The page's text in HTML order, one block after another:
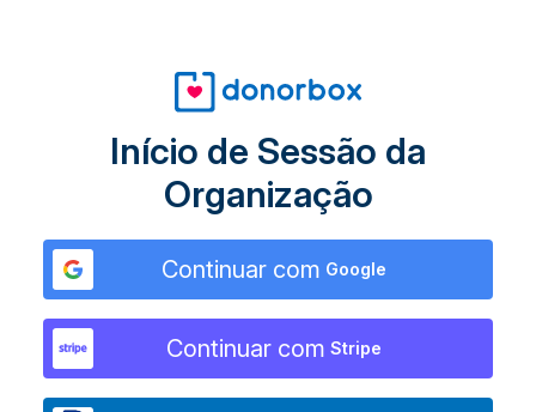
Início de Sessão da
Organização
Continuar com Google
Continuar com Stripe